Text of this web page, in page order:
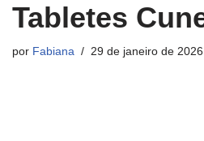
Tabletes
por Fabiana 29 de janeiro de 2026